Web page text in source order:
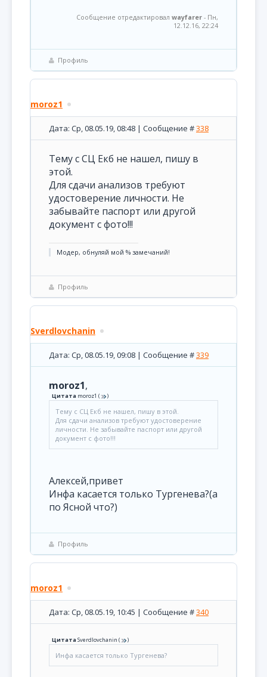
Сообщение отредактировал wayfarer - Пн,
12.12.16, 22:24
Профиль
moroz1
Дата: Ср, 08.05.19, 08:48 | Сообщение #338
Тему с СЦ Екб не нашел, пишу в
этой.
Для сдачи анализов требуют
удостоверение личности. Не
забывайте паспорт или другой
документ с фото!!!
Модер, обнуляй мой % замечаний!
Профиль
Sverdlovchanin
Дата: Ср, 08.05.19, 09:08 | Сообщение #339
moroz1,
Цитата moroz1 ( )
Тему с СЦ Екб не нашел, пишу в этой.
Для сдачи анализов требуют удостоверение
личности. Не забывайте паспорт или другой
документ с фото!!!
Алексей,привет
Инфа касается только Тургенева?(а
по Ясной что?)
Профиль
moroz1
Дата: Ср, 08.05.19, 10:45 | Сообщение #340
ЦитатаSverdlovchanin ( )
Инфа касается только Тургенева?